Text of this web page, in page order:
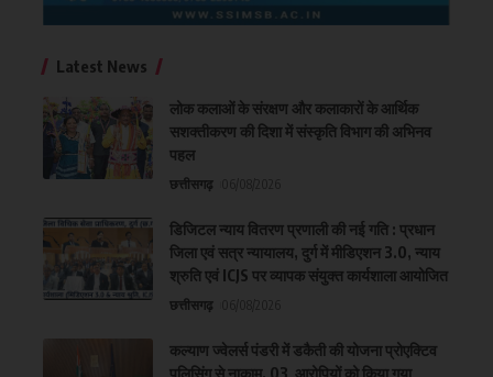
Latest News
लोक कलाओं के संरक्षण और कलाकारों के आर्थिक
सशक्तीकरण की दिशा में संस्कृति विभाग की अभिनव
पहल
छत्तीसगढ़
डिजिटल न्याय वितरण प्रणाली की नई गति : प्रधान
जिला एवं सत्र न्यायालय, दुर्ग में मीडिएशन 3.0, न्याय
श्रुति एवं ICJS पर व्यापक संयुक्त कार्यशाला आयोजित
छत्तीसगढ़
कल्याण ज्वेलर्स पंडरी में डकैती की योजना प्रोएक्टिव